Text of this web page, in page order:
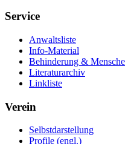
Service
Anwaltsliste
Info-Material
Behinderung &
Literaturarchiv
Linkliste
Verein
Selbstdarstellung
Profile (engl.)